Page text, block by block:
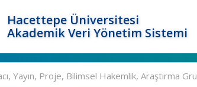
Hacettepe Üniversitesi
Akademik Veri Yönetim Sistemi